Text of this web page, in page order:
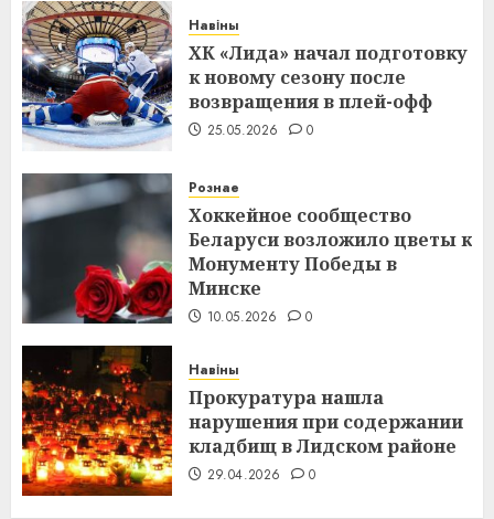
Навіны
ХК «Лида» начал подготовку
к новому сезону после
возвращения в плей-офф
25.05.2026 0
Рознае
Хоккейное сообщество
Беларуси возложило цветы к
Монументу Победы в
Минске
10.05.2026 0
Навіны
Прокуратура нашла
нарушения при содержании
кладбищ в Лидском районе
29.04.2026 0